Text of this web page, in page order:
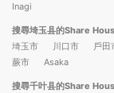
Inagi
搜尋埼玉县的Share
埼玉市
川口市 戶田
蕨市
Asaka
搜尋千叶县的Share